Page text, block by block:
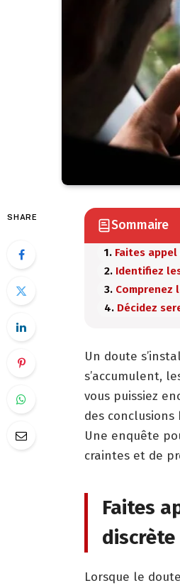
SHARE
Sommaire
Faites
Identifiez
Comprenez
Décidez
Un doute
s’accumulent,
vous puissiez
des
Une enquête
craintes et de
Faites
discrète
Lorsque le